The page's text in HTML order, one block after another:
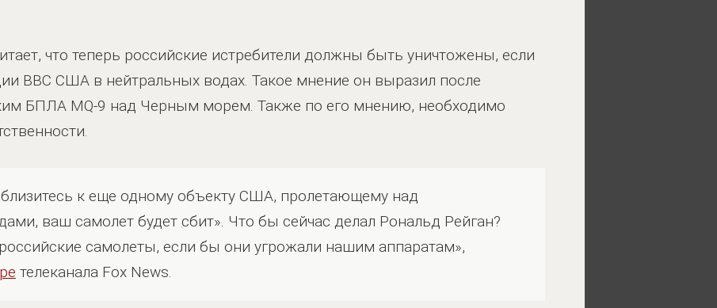
что теперь российские истребители должны быть уничтожены, если
ВВС США в нейтральных водах. Такое мнение он выразил после
БПЛА MQ-9 над Черным морем. Также по его мнению, необходимо
к еще одному объекту США, пролетающему над
ваш самолет будет сбит». Что бы сейчас делал Рональд Рейган?
самолеты, если бы они угрожали нашим аппаратам»,
телеканала Fox News.